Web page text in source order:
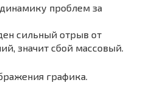
проблем за
сильный отрыв от
значит сбой массовый.
графика.